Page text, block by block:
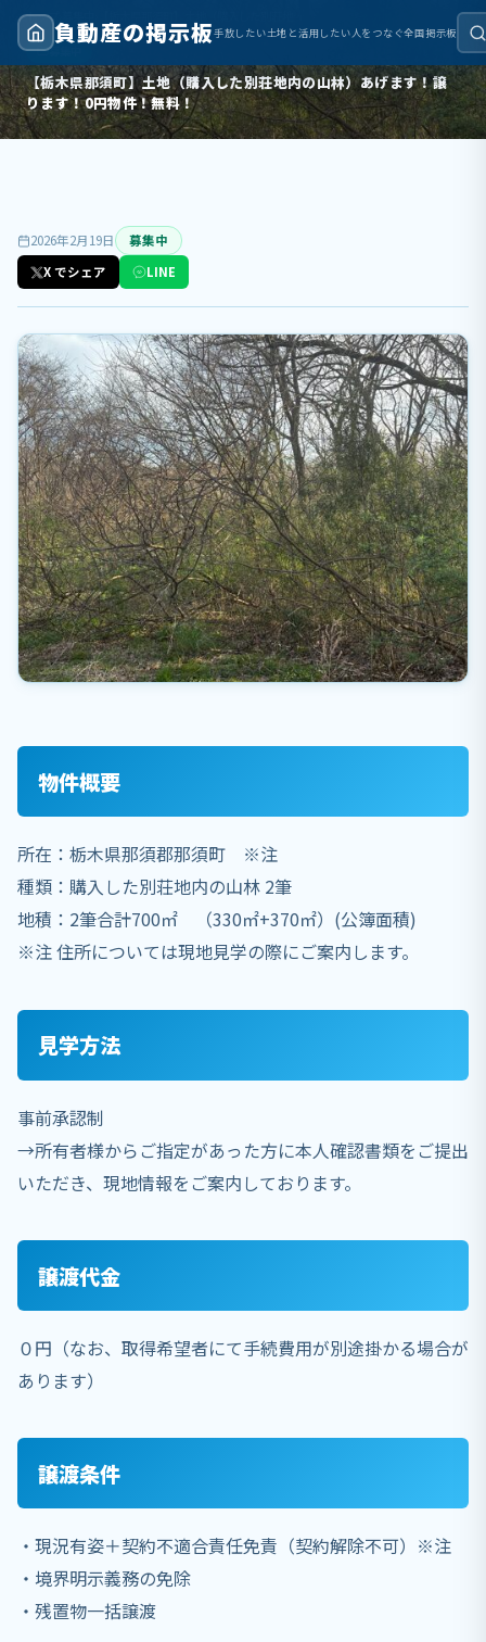
負動産の掲示板手放したい土地と活用したい人をつなぐ全国掲示板
トップ
募集中
【栃木県那須町】土地（購入した別荘地内の山林）あげます！譲
ります！0円物件！無料！
2026年2月19日
募集中
X でシェア
LINE
物件概要
所在：栃木県那須郡那須町 ※注
種類：購入した別荘地内の山林 2筆
地積：2筆合計700㎡ （330㎡+370㎡）(公簿面積)
※注 住所については現地見学の際にご案内します。
見学方法
事前承認制
→所有者様からご指定があった方に本人確認書類をご提出
いただき、現地情報をご案内しております。
譲渡代金
０円（なお、取得希望者にて手続費用が別途掛かる場合が
あります）
譲渡条件
・現況有姿＋契約不適合責任免責（契約解除不可）※注
・境界明示義務の免除
・残置物一括譲渡